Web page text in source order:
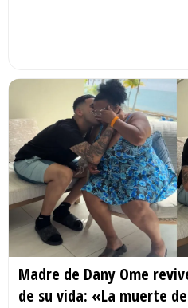
Madre de Dany Ome
de su vida: «La muerte